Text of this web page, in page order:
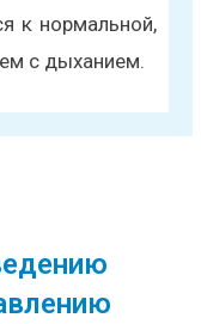
к нормальной,
с дыханием.